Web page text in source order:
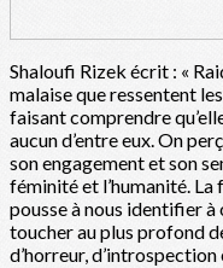
Shaloufi Rizek écrit : «
malaise que ressentent
faisant comprendre
aucun d’entre eux. On
son engagement et son
féminité et l’humanité.
pousse à nous identifier
toucher au plus profond
d’horreur, d’introspection